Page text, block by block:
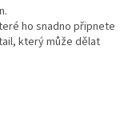
ho snadno připnete
který může dělat